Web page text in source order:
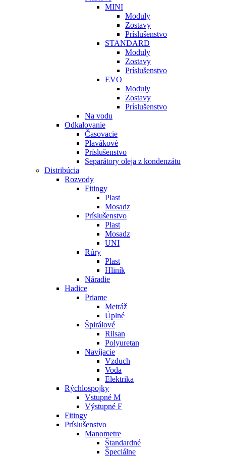
MINI
Moduly
Zostavy
Príslušenstvo
STANDARD
Moduly
Zostavy
Príslušenstvo
EVO
Moduly
Zostavy
Príslušenstvo
Na vodu
Odkalovanie
Časovacie
Plavákové
Príslušenstvo
Separátory oleja z kondenzátu
Distribúcia
Rozvody
Fitingy
Plast
Mosadz
Príslušenstvo
Plast
Mosadz
UNI
Rúry
Plast
Hliník
Náradie
Hadice
Priame
Metráž
Úplné
Špirálové
Rilsan
Polyuretan
Navíjacie
Vzduch
Voda
Elektrika
Rýchlospojky
Vstupné M
Výstupné F
Fitingy
Príslušenstvo
Manometre
Štandardné
Špeciálne